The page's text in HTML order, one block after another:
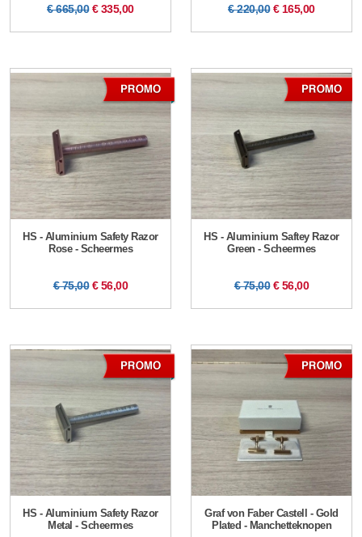
€ 665,00 € 335,00 € 220,00 € 165,00
HS - Aluminium Safety Razor
Rose - Scheermes
€ 75,00 € 56,00
HS - Aluminium Saftey Razor
Green - Scheermes
€ 75,00 € 56,00
HS - Aluminium Safety Razor
Metal - Scheermes
Graf von Faber Castell - Gold
Plated - Manchetteknopen